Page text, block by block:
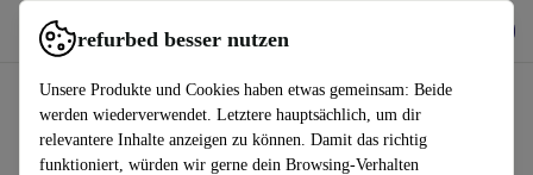
refurbed besser nutzen
Unsere Produkte und Cookies haben etwas gemeinsam: Beide
werden wiederverwendet. Letztere hauptsächlich, um dir
relevantere Inhalte anzeigen zu können. Damit das richtig
funktioniert, würden wir gerne dein Browsing-Verhalten
refurbed schnell und einfach nutzen